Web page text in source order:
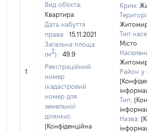
1
Вид об'єкта:
Квартира
Дата набуття
права:
15.11.2021
Загальна площа
(м2):
49.9
Реєстраційний
номер
(кадастровий
номер для
земельної
ділянки):
[Конфіденційна
Крим:
Тип
Місто
Район у
Тип:
Назва: